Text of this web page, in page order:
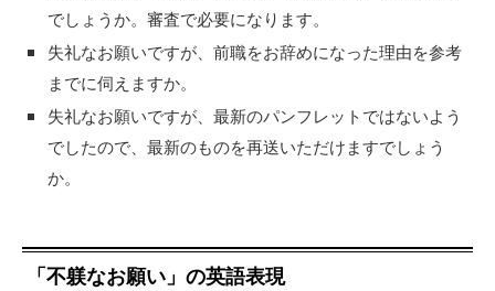
でしょうか。審査で必要になります。
失礼なお願いですが、前職をお辞めになった理由を参考
までに伺えますか。
失礼なお願いですが、最新のパンフレットではないよう
でしたので、最新のものを再送いただけますでしょう
か。
「不躾なお願い」の英語表現